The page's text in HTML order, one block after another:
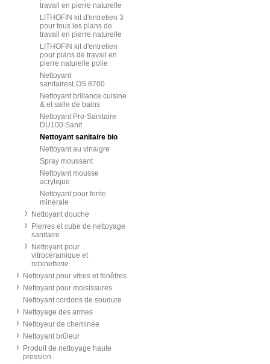
travail en pierre naturelle
LITHOFIN kit d'entretien 3
pour tous les plans de
travail en pierre naturelle
LITHOFIN kit d'entretien
pour plans de travail en
pierre naturelle polie
Nettoyant
sanitairesLOS 8700
Nettoyant brillance cuisine
& et salle de bains
Nettoyant Pro-Sanitaire
DU100 Sanit
Nettoyant sanitaire bio
Nettoyant au vinaigre
Spray moussant
Nettoyant mousse
acrylique
Nettoyant pour fonte
minérale
Nettoyant douche
Pierres et cube de nettoyage
sanitaire
Nettoyant pour
vitrocéramique et
robinetterie
Nettoyant pour vitres et fenêtres
Nettoyant pour moisissures
Nettoyant cordons de soudure
Nettoyage des armes
Nettoyeur de cheminée
Nettoyant brûleur
Produit de nettoyage haute
pression